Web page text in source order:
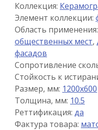
Коллекция:
Элемент коллекции:
Область применения:
общественных мест,
фасадов
Сопротивление
Стойкость к
Размер, мм: 1200x600
Толщина, мм: 10.5
Реттификация: да
Фактура товара: